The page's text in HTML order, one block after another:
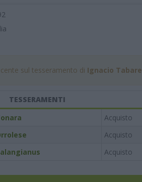
sul tesseramento di Ignacio
TESSERAMENTI
Acquisto
Acquisto
Acquisto